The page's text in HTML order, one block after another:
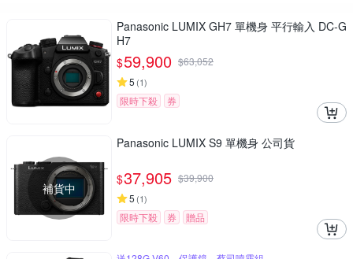
Panasonic LUMIX GH7 單機身 平行輸入 DC-G
H7
$59,900 $63,052
5 (1)
限時下殺 券
補貨中
Panasonic LUMIX S9 單機身 公司貨
$37,905 $39,900
5 (1)
限時下殺 券 贈品